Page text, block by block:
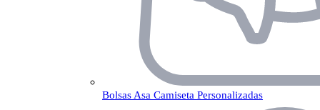
Bolsas Asa Camiseta Personalizadas